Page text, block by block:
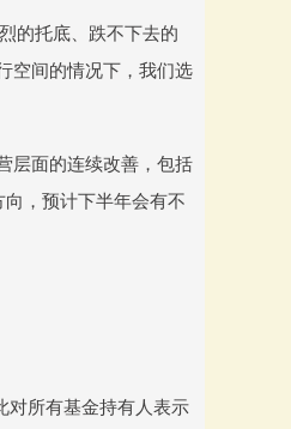
的托底、跌不下去的
空间的情况下，我们选
层面的连续改善，包括
，预计下半年会有不
对所有基金持有人表示